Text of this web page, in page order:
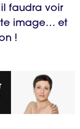
il faudra voir
image… et
!